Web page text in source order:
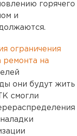
горячего
и
ограничения
ремонта на
они будут жить
смогли